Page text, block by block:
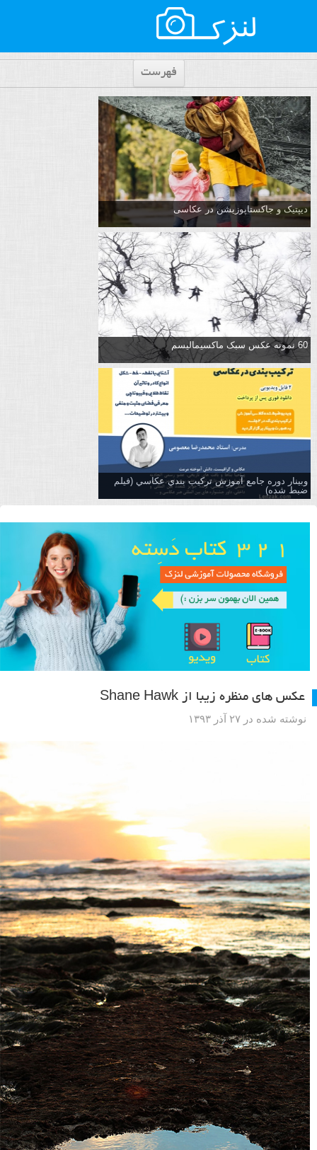
فهرست
دیپتیک و جاکستا‌پوزیشن در عکاسی
60 نمونه عکس سبک ماکسیمالیسم
وبینار دوره جامع آموزش تركيب بندي عكاسي (فیلم
ضبط شده)
عکس های منظره زیبا از Shane Hawk
نوشته شده در ۲۷ آذر ۱۳۹۳